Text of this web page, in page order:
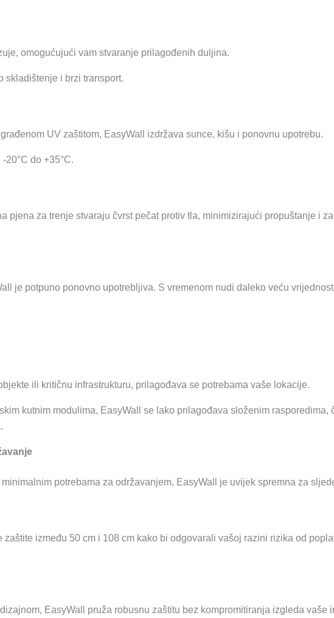
omogućujući vam stvaranje prilagođenih duljina.
skladištenje i brzi transport.
UV zaštitom, EasyWall izdržava sunce, kišu i ponovnu upotrebu.
20°C do +35°C.
pjena za trenje stvaraju čvrst pečat protiv tla, minimizirajući propuštanje i
je potpuno ponovno upotrebljiva. S vremenom nudi daleko veću
ili kritičnu infrastrukturu, prilagođava se potrebama vaše lokacije.
kutnim modulima, EasyWall se lako prilagođava složenim rasporedima,
potrebama za održavanjem, EasyWall je uvijek spremna za
između 50 cm i 108 cm kako bi odgovarali vašoj razini rizika od
EasyWall pruža robusnu zaštitu bez kompromitiranja izgleda vaše